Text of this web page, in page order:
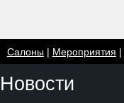
Салоны| Мероприятия |
Новости